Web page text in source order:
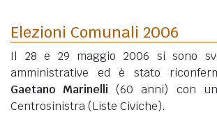
Elezioni Comunali 2006
Il 28 e 29 maggio 2006 si sono
amministrative ed è stato
Gaetano Marinelli (60 anni) con
Centrosinistra (Liste Civiche).